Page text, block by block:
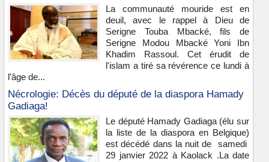
La communauté mouride est en
deuil, avec le rappel à Dieu de
Serigne Touba Mbacké, fils de
Serigne Modou Mbacké Yoni Ibn
Khadim Rassoul. Cet érudit de
l'islam a tiré sa révérence ce lundi à
l'âge de...
Nécrologie: Décès du député de la diaspora Hamady
Gadiaga!
Le député Hamady Gadiaga (élu sur
la liste de la diaspora en Belgique)
est décédé dans la nuit de samedi
29 janvier 2022 à Kaolack .La date